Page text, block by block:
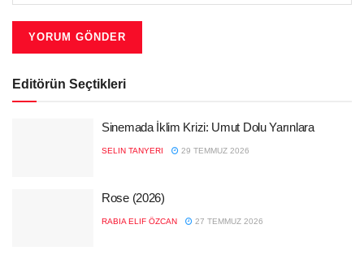
Editörün Seçtikleri
Sinemada İklim Krizi: Umut Dolu Yarınlara
SELIN TANYERI 29 TEMMUZ 2026
Rose (2026)
RABIA ELIF ÖZCAN 27 TEMMUZ 2026